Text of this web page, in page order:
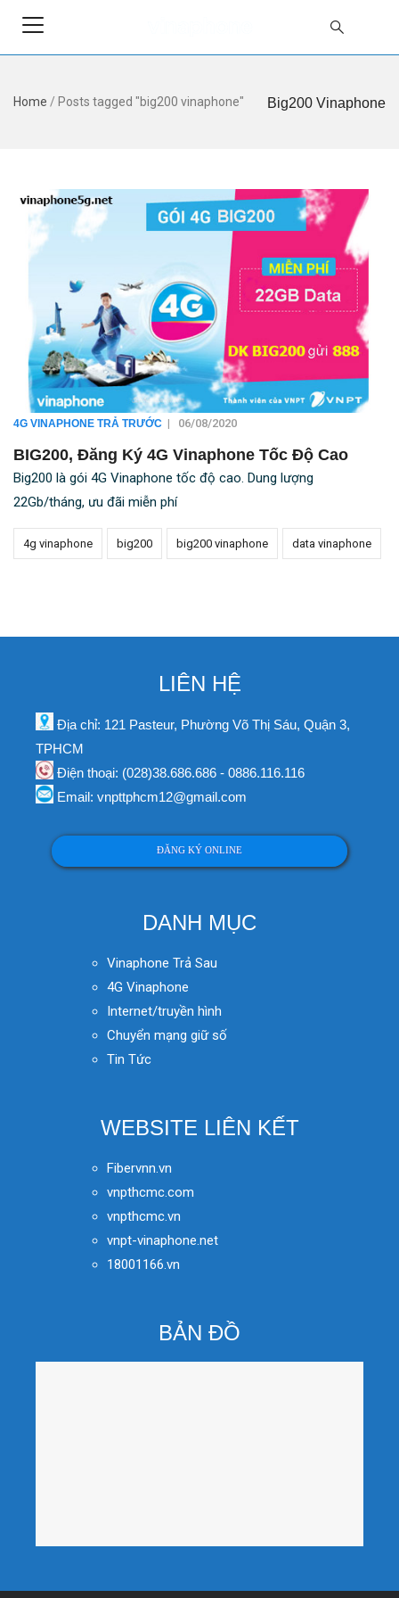
Big200 Vinaphone
Home / Posts tagged "big200 vinaphone"
4G VINAPHONE TRẢ TRƯỚC | 06/08/2020
BIG200, Đăng Ký 4G Vinaphone Tốc Độ Cao
Big200 là gói 4G Vinaphone tốc độ cao. Dung lượng
22Gb/tháng, ưu đãi miễn phí
4g vinaphone big200 big200 vinaphone data vinaphone
LIÊN HỆ
Địa chỉ: 121 Pasteur, Phường Võ Thị Sáu, Quận 3,
TPHCM
Điện thoại: (028)38.686.686 - 0886.116.116
Email: vnpttphcm12@gmail.com
ĐĂNG KÝ ONLINE
DANH MỤC
Vinaphone Trả Sau
4G Vinaphone
Internet/truyền hình
Chuyển mạng giữ số
Tin Tức
WEBSITE LIÊN KẾT
Fibervnn.vn
vnpthcmc.com
vnpthcmc.vn
vnpt-vinaphone.net
18001166.vn
BẢN ĐỒ